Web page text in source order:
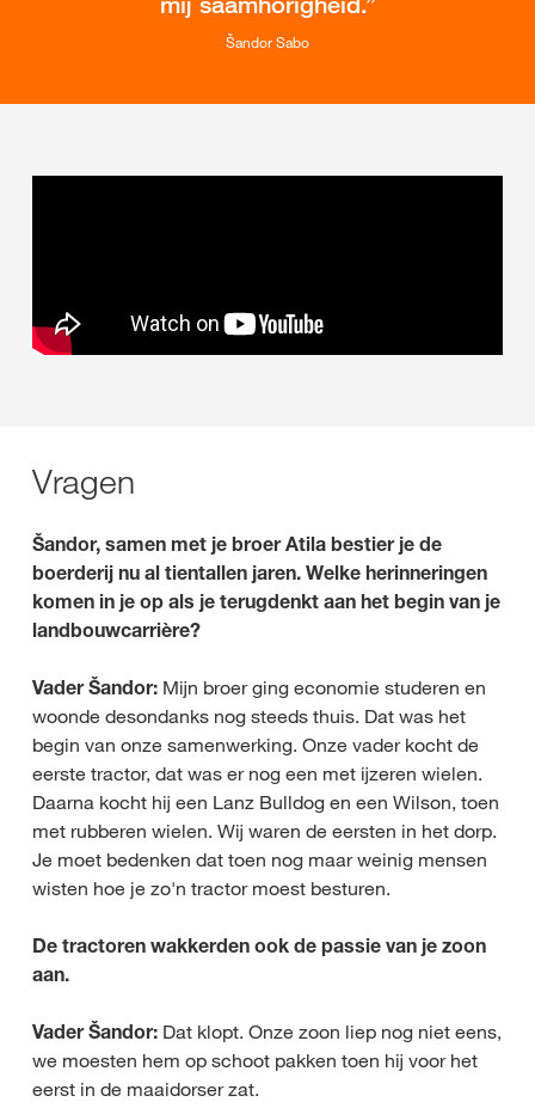
Šandor Sabo
Vragen
Šandor, samen met je broer Atila bestier je de
boerderij nu al tientallen jaren. Welke herinneringen
komen in je op als je terugdenkt aan het begin van je
landbouwcarrière?
Vader Šandor: Mijn broer ging economie studeren en
woonde desondanks nog steeds thuis. Dat was het
begin van onze samenwerking. Onze vader kocht de
eerste tractor, dat was er nog een met ijzeren wielen.
Daarna kocht hij een Lanz Bulldog en een Wilson, toen
met rubberen wielen. Wij waren de eersten in het dorp.
Je moet bedenken dat toen nog maar weinig mensen
wisten hoe je zo'n tractor moest besturen.
De tractoren wakkerden ook de passie van je zoon
aan.
Vader Šandor: Dat klopt. Onze zoon liep nog niet eens,
we moesten hem op schoot pakken toen hij voor het
eerst in de maaidorser zat.